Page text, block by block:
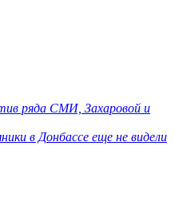
ряда СМИ, Захаровой и
в Донбассе еще не видели